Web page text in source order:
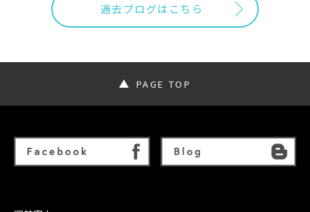
過去ブログはこちら
PAGE TOP